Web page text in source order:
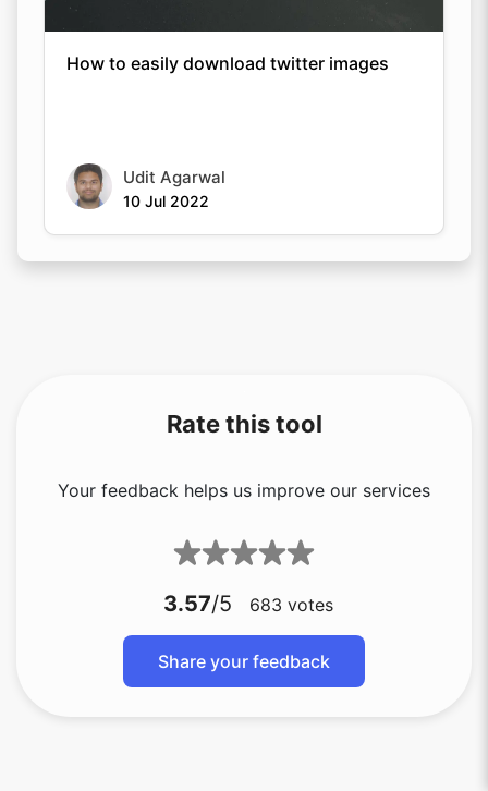
How to easily download twitter images
Udit Agarwal
10 Jul 2022
Rate this tool
Your feedback helps us improve our services
3.57/5 683 votes
Share your feedback